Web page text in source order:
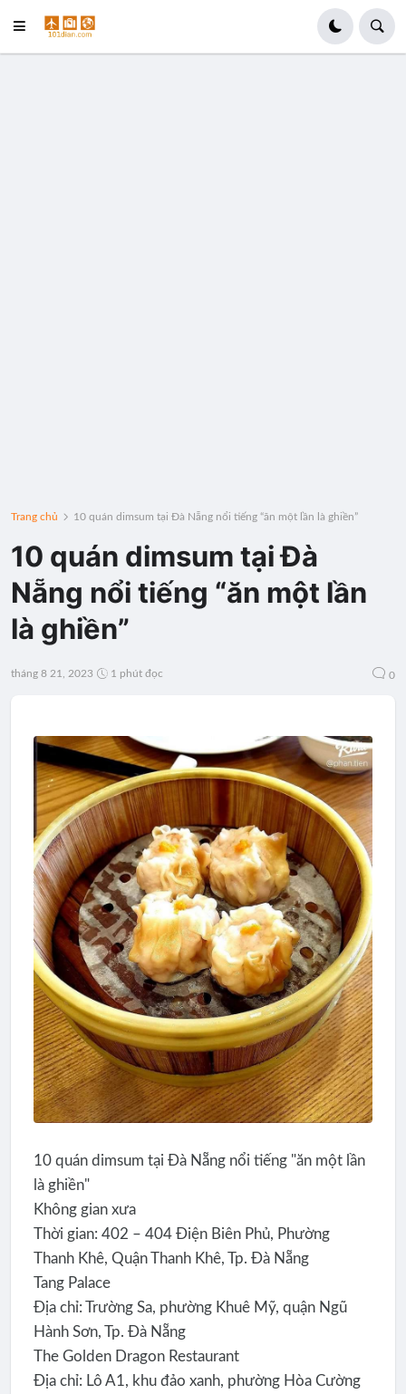
Trang chủ 10 quán dimsum tại Đà Nẵng nổi tiếng “ăn một lần là ghiền”
10 quán dimsum tại Đà
Nẵng nổi tiếng “ăn một lần
là ghiền”
tháng 8 21, 2023 1 phút đọc 0
10 quán dimsum tại Đà Nẵng nổi tiếng "ăn một lần
là ghiền"
Không gian xưa
Thời gian: 402 – 404 Điện Biên Phủ, Phường
Thanh Khê, Quận Thanh Khê, Tp. Đà Nẵng
Tang Palace
Địa chỉ: Trường Sa, phường Khuê Mỹ, quận Ngũ
Hành Sơn, Tp. Đà Nẵng
The Golden Dragon Restaurant
Địa chỉ: Lô A1, khu đảo xanh, phường Hòa Cường